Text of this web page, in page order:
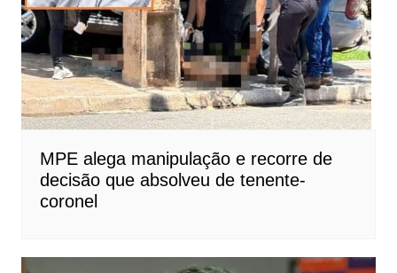
MPE alega manipulação e recorre de
decisão que absolveu de tenente-
coronel